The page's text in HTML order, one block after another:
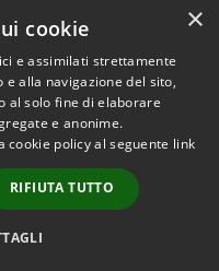
Copyright © 2026 • Città di
Pomezia • Powered by
Municipium•
Accesso
redazione
×
cookie
e assimilati strettamente
alla navigazione del sito,
al solo fine di elaborare
e anonime.
cookie policy al seguente link
RIFIUTA TUTTO